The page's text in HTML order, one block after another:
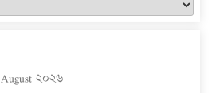
August ২০২৬